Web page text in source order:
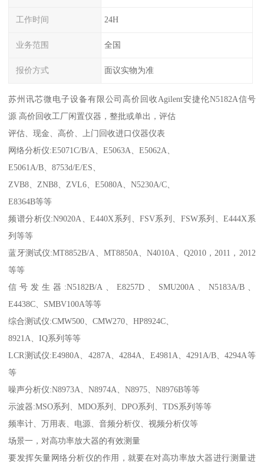
工作时间 24H
业务范围 全国
报价方式 面议实物为准
苏州讯芯微电子设备有限公司高价回收Agilent安捷伦N5182A信号
源 高价回收工厂闲置仪器，整批或单出，评估
评估、现金、高价、上门回收进口仪器仪表
网络分析仪:E5071C/B/A、E5063A、E5062A、
E5061A/B、8753d/E/ES、
ZVB8、ZNB8、ZVL6、E5080A、N5230A/C、
E8364B等等
频谱分析仪:N9020A、E440X系列、FSV系列、FSW系列、E444X系
列等等
蓝牙测试仪:MT8852B/A、MT8850A、N4010A、Q2010，2011，2012
等等
信号发生器:N5182B/A、E8257D、SMU200A、N5183A/B、
E4438C、SMBV100A等等
综合测试仪:CMW500、CMW270、HP8924C、
8921A、IQ系列等等
LCR测试仪:E4980A、4287A、4284A、E4981A、4291A/B、4294A等
等
噪声分析仪:N8973A、N8974A、N8975、N8976B等等
示波器:MSO系列、MDO系列、DPO系列、TDS系列等等
频率计、万用表、电源、音频分析仪、视频分析仪等
场景一，对高功率放大器的有效测量
要发挥矢量网络分析仪的作用，就要在对高功率放大器进行测量进